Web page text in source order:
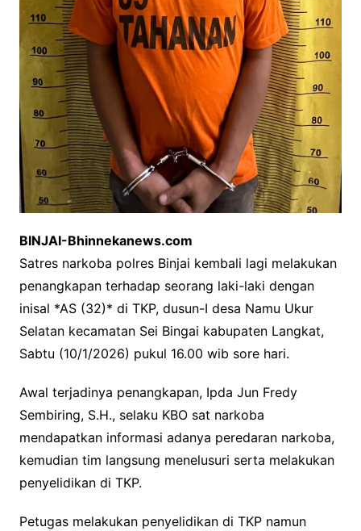
BINJAI-Bhinnekanews.com
Satres narkoba polres Binjai kembali lagi melakukan
penangkapan terhadap seorang laki-laki dengan
inisal *AS (32)* di TKP, dusun-I desa Namu Ukur
Selatan kecamatan Sei Bingai kabupaten Langkat,
Sabtu (10/1/2026) pukul 16.00 wib sore hari.
Awal terjadinya penangkapan, Ipda Jun Fredy
Sembiring, S.H., selaku KBO sat narkoba
mendapatkan informasi adanya peredaran narkoba,
kemudian tim langsung menelusuri serta melakukan
penyelidikan di TKP.
Petugas melakukan penyelidikan di TKP namun